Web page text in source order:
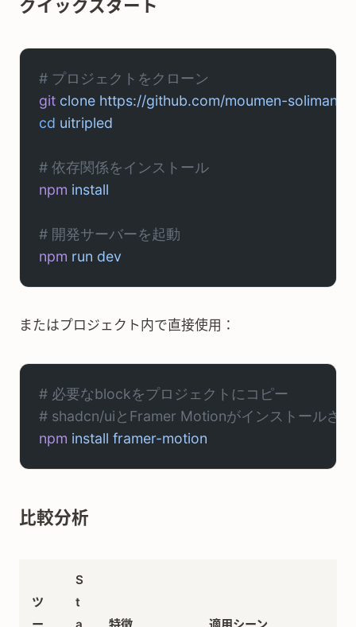
クイックスタート
# プロジェクトをクローン
git clone https://github.com/moumen-soliman/
cd uitripled
# 依存関係をインストール
npm install
# 開発サーバーを起動
npm run dev
またはプロジェクト内で直接使用：
# 必要なblockをプロジェクトにコピー
# shadcn/uiとFramer Motionがインストールさ
npm install framer-motion
比較分析
ツ
S
t